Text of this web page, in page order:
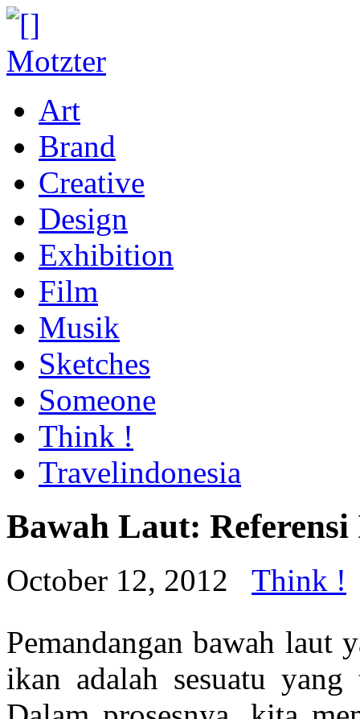
Art
Brand
Creative
Design
Exhibition
Film
Musik
Sketches
Someone
Think !
Travelindonesia
Bawah Laut:
October 12, 2012
Think !
Pemandangan bawah laut
ikan adalah sesuatu